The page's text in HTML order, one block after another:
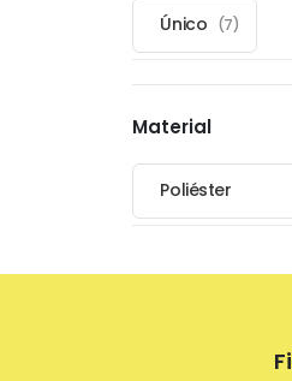
Único (7)
Material
Poliéster